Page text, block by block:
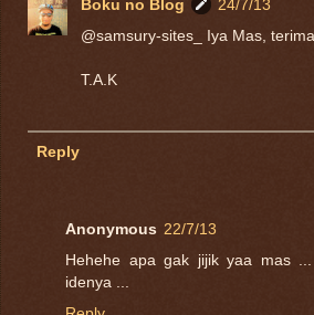
Boku no Blog
24/7/13
@samsury-sites_ Iya Mas, terima
T.A.K
Reply
Anonymous 22/7/13
Hehehe apa gak jijik yaa mas
idenya ...